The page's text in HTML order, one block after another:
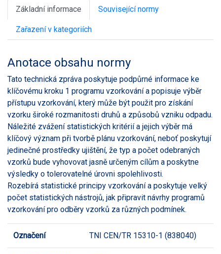
Základní informace Související normy
Zařazení v kategoriích
Anotace obsahu normy
Tato technická zpráva poskytuje podpůrné informace ke
klíčovému kroku 1 programu vzorkování a popisuje výběr
přístupu vzorkování, který může být použit pro získání
vzorku široké rozmanitosti druhů a způsobů vzniku odpadu.
Náležité zvážení statistických kritérií a jejich výběr má
klíčový význam při tvorbě plánu vzorkování, neboť poskytují
jedinečné prostředky ujištění, že typ a počet odebraných
vzorků bude vyhovovat jasně určeným cílům a poskytne
výsledky o tolerovatelné úrovni spolehlivosti.
Rozebírá statistické principy vzorkování a poskytuje velký
počet statistických nástrojů, jak připravit návrhy programů
vzorkování pro odběry vzorků za různých podmínek.
Označení TNI CEN/TR 15310-1 (838040)